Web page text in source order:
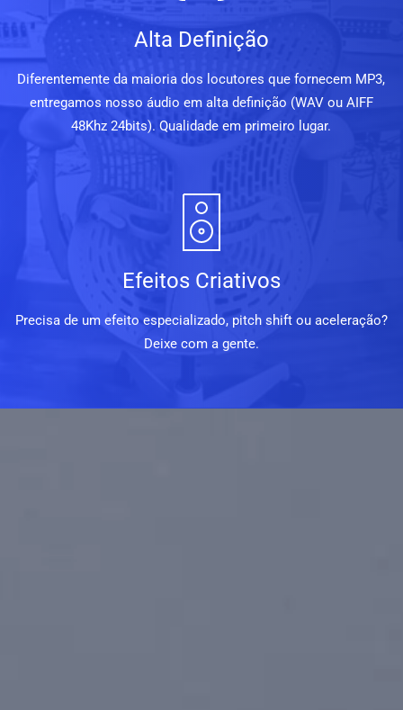
Alta Definição
Diferentemente da maioria dos locutores que fornecem MP3,
entregamos nosso áudio em alta definição (WAV ou AIFF
48Khz 24bits). Qualidade em primeiro lugar.
Efeitos Criativos
Precisa de um efeito especializado, pitch shift ou aceleração?
Deixe com a gente.